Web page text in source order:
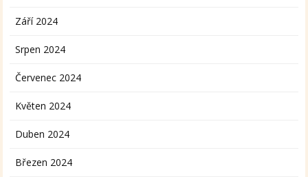
Září 2024
Srpen 2024
Červenec 2024
Květen 2024
Duben 2024
Březen 2024